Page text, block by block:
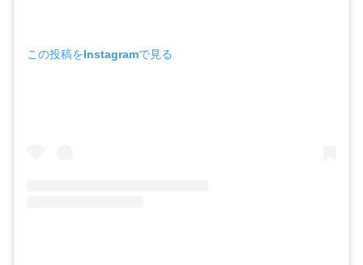
この投稿をInstagramで見る